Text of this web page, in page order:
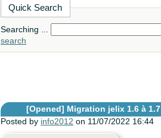
Quick Search
Searching ...
search
[Opened] Migration jelix 1.6 à 1.7
Posted by info2012 on 11/07/2022 16:44